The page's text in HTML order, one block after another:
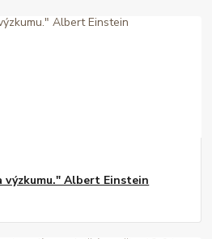
výzkumu." Albert Einstein